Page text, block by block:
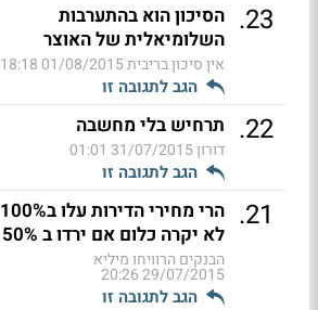
23
. הסיכון הוא בהתערבות
השלומיאלית של האוצר
אין סיכון בריבית01/08/2015 18:18
הגב לתגובה זו
22
. תרחיש בלי מחשבה
דורון31/07/2015 01:01
הגב לתגובה זו
21
.
הרי מחירי הדירות עלו ב100%
לא יקרה כלום אם ירדו ב 50%
הבנקים הרוויחו מיליא
29/07/2015 20:26
הגב לתגובה זו